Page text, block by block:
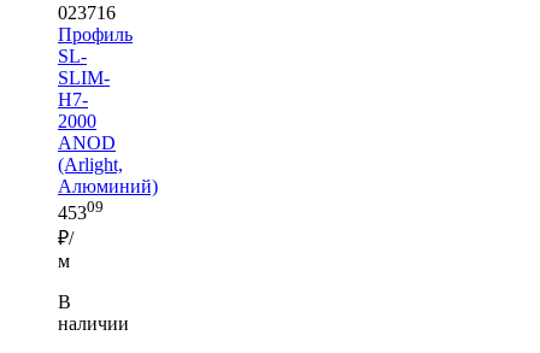
023716
Профиль
SL-
SLIM-
H7-
2000
ANOD
(Arlight,
Алюминий)
45309
₽/
м
В
наличии